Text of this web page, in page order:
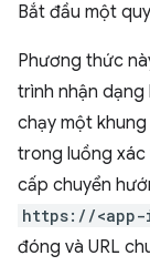
Bắt đầu một
Phương thức
trình nhận
chạy một khung
trong luồng xác
cấp chuyển
https://<app-
đóng và URL